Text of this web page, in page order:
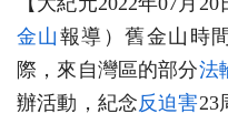
金山 報導）舊金山時
際，來自灣區的部分法
辦活動，紀念反迫害23